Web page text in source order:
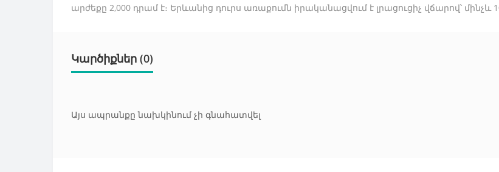
արժեքը 2,000 դրամ է։ Երևանից դուրս առաքումն իրականացվում է լրացուցիչ վճարով՝
Կարծիքներ (0)
Այս ապրանքը նախկինում չի գնահատվել